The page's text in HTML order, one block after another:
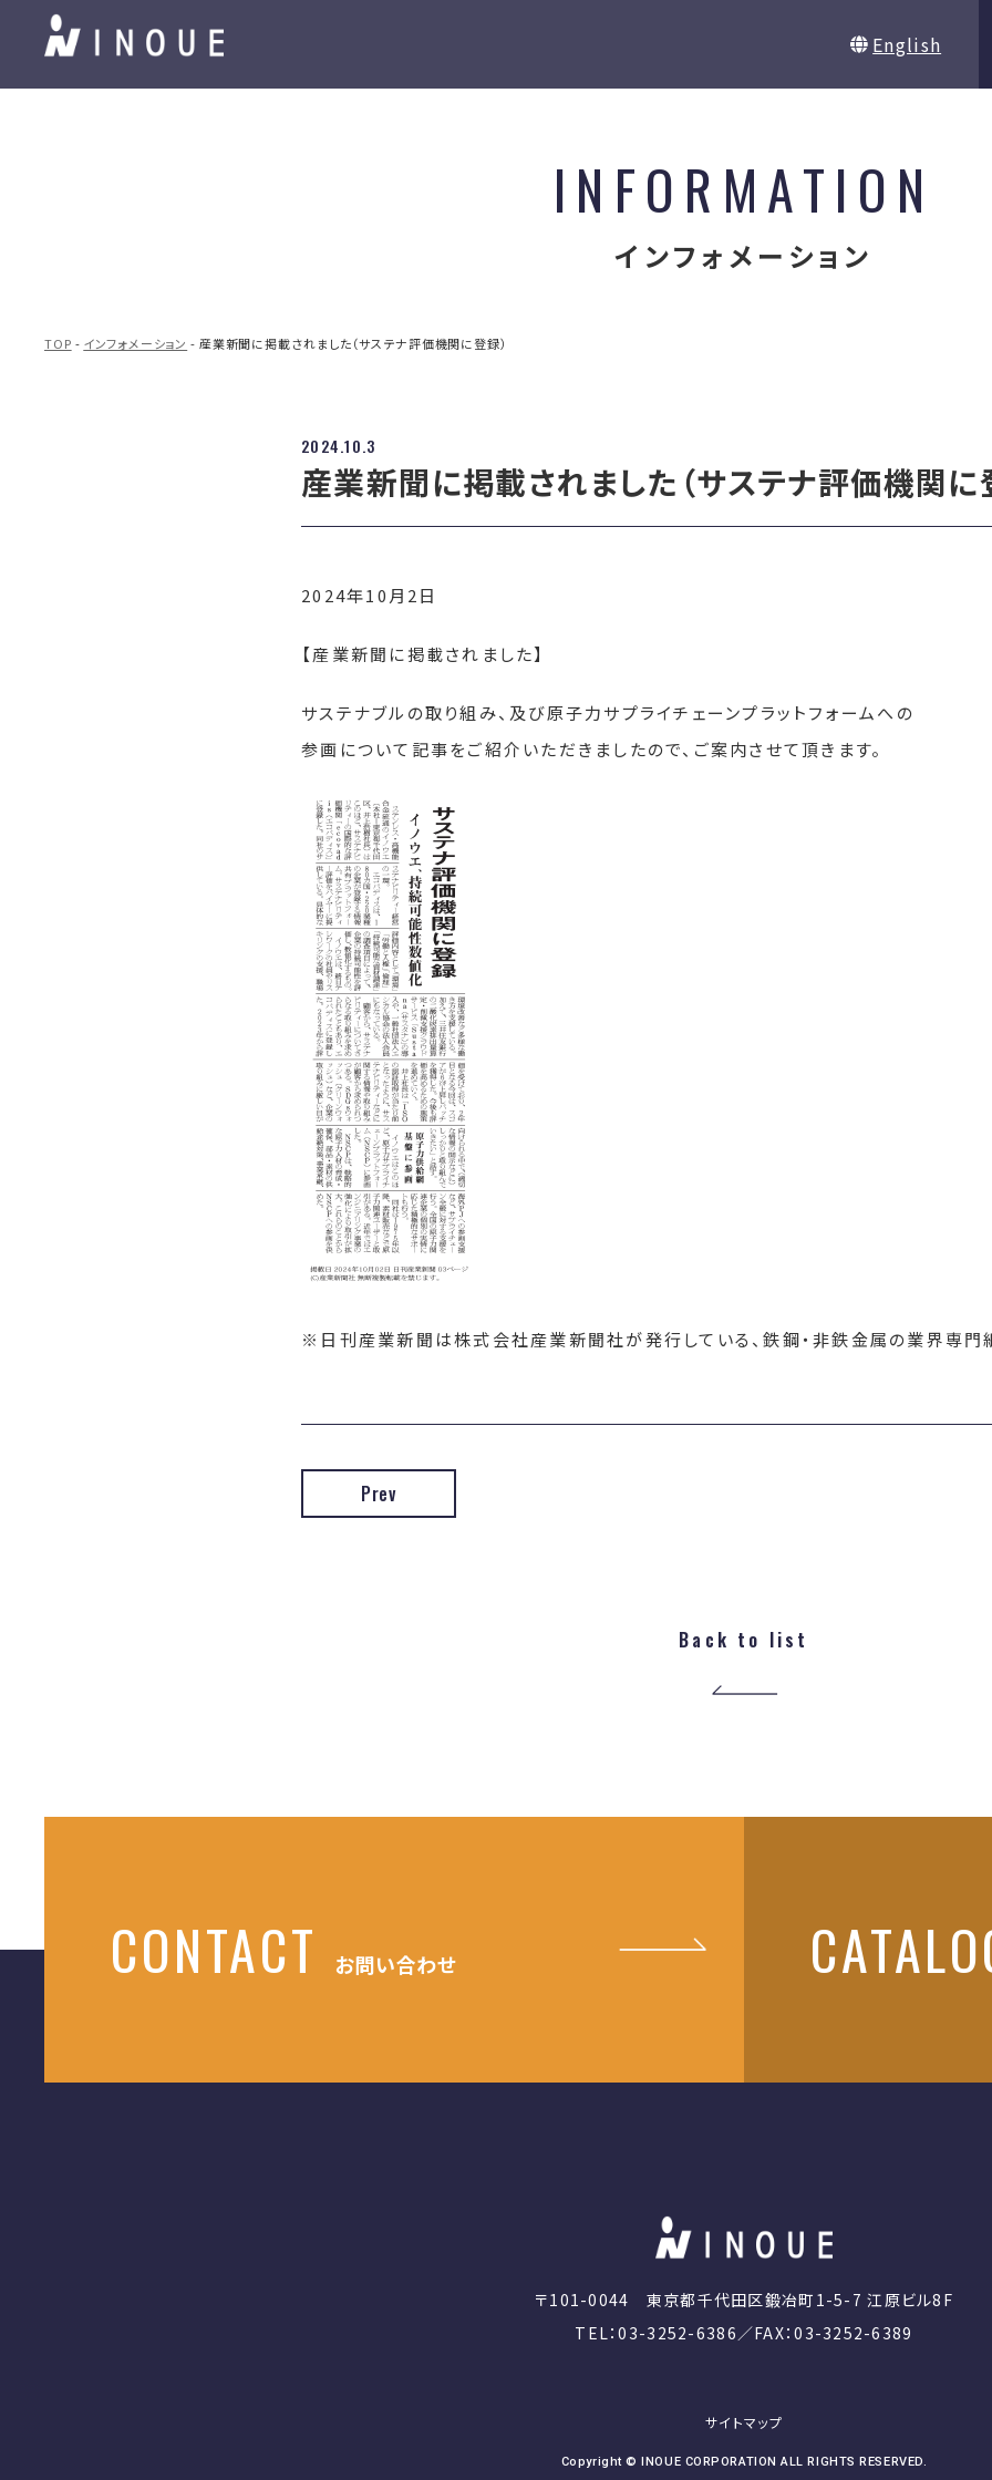
English
INFORMATION
インフォメーション
TOP - インフォメーション - 産業新聞に掲載されました（サステナ評価機関に登録）
2024.10.3
産業新聞に掲載されました（サステナ評価機関に
2024年10月2日
【産業新聞に掲載されました】
サステナブルの取り組み、及び原子力サプライチェーンプラットフォームへの
参画について記事をご紹介いただきましたので、ご案内させて頂きます。
※日刊産業新聞は株式会社産業新聞社が発行している、鉄鋼・非鉄金属の業界専門
Prev
Back to list
CONTACT お問い合わせ
〒101-0044 東京都千代田区鍛冶町1-5-7 江原ビル8F
TEL：03-3252-6386／FAX：03-3252-6389
サイトマップ
Copyright © INOUE CORPORATION ALL RIGHTS RESERVED.